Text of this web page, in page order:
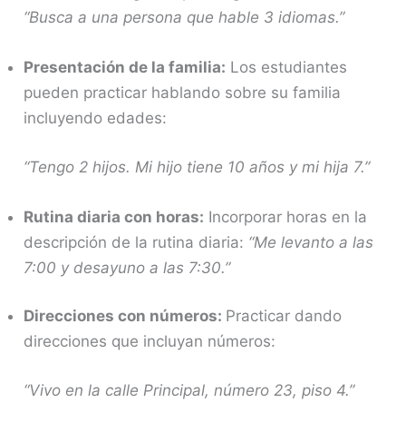
“Busca a una persona que hable 3 idiomas.”
Presentación de la familia: Los estudiantes
pueden practicar hablando sobre su familia
incluyendo edades:
“Tengo 2 hijos. Mi hijo tiene 10 años y mi hija 7.”
Rutina diaria con horas: Incorporar horas en la
descripción de la rutina diaria: “Me levanto a las
7:00 y desayuno a las 7:30.”
Direcciones con números: Practicar dando
direcciones que incluyan números:
“Vivo en la calle Principal, número 23, piso 4.”